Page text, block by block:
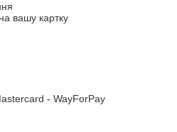
вашу картку
- WayForPay